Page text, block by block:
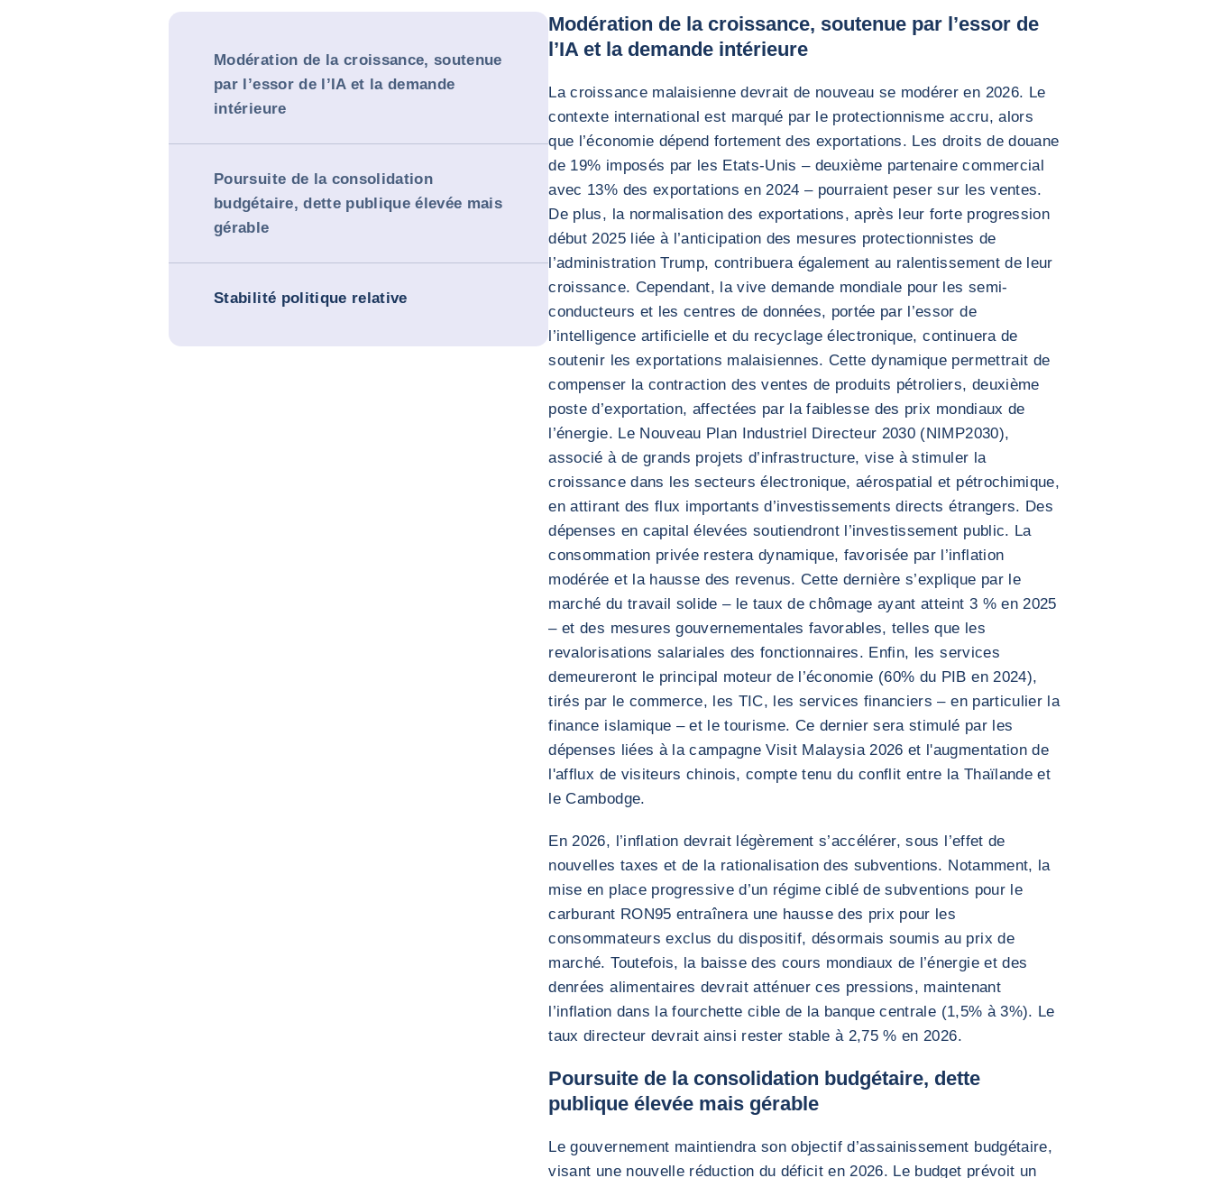
Modération de la croissance, soutenue
par l’essor de l’IA et la demande
intérieure
Poursuite de la consolidation
budgétaire, dette publique élevée mais
gérable
Stabilité politique relative
Modération de la croissance, soutenue par l’essor de
l’IA et la demande intérieure
La croissance malaisienne devrait de nouveau se modérer en 2026. Le
contexte international est marqué par le protectionnisme accru, alors
que l’économie dépend fortement des exportations. Les droits de douane
de 19% imposés par les Etats-Unis – deuxième partenaire commercial
avec 13% des exportations en 2024 – pourraient peser sur les ventes.
De plus, la normalisation des exportations, après leur forte progression
début 2025 liée à l’anticipation des mesures protectionnistes de
l’administration Trump, contribuera également au ralentissement de leur
croissance. Cependant, la vive demande mondiale pour les semi-
conducteurs et les centres de données, portée par l’essor de
l’intelligence artificielle et du recyclage électronique, continuera de
soutenir les exportations malaisiennes. Cette dynamique permettrait de
compenser la contraction des ventes de produits pétroliers, deuxième
poste d’exportation, affectées par la faiblesse des prix mondiaux de
l’énergie. Le Nouveau Plan Industriel Directeur 2030 (NIMP2030),
associé à de grands projets d’infrastructure, vise à stimuler la
croissance dans les secteurs électronique, aérospatial et pétrochimique,
en attirant des flux importants d’investissements directs étrangers. Des
dépenses en capital élevées soutiendront l’investissement public. La
consommation privée restera dynamique, favorisée par l’inflation
modérée et la hausse des revenus. Cette dernière s’explique par le
marché du travail solide – le taux de chômage ayant atteint 3 % en 2025
– et des mesures gouvernementales favorables, telles que les
revalorisations salariales des fonctionnaires. Enfin, les services
demeureront le principal moteur de l’économie (60% du PIB en 2024),
tirés par le commerce, les TIC, les services financiers – en particulier la
finance islamique – et le tourisme. Ce dernier sera stimulé par les
dépenses liées à la campagne Visit Malaysia 2026 et l'augmentation de
l'afflux de visiteurs chinois, compte tenu du conflit entre la Thaïlande et
le Cambodge.
En 2026, l’inflation devrait légèrement s’accélérer, sous l’effet de
nouvelles taxes et de la rationalisation des subventions. Notamment, la
mise en place progressive d’un régime ciblé de subventions pour le
carburant RON95 entraînera une hausse des prix pour les
consommateurs exclus du dispositif, désormais soumis au prix de
marché. Toutefois, la baisse des cours mondiaux de l’énergie et des
denrées alimentaires devrait atténuer ces pressions, maintenant
l’inflation dans la fourchette cible de la banque centrale (1,5% à 3%). Le
taux directeur devrait ainsi rester stable à 2,75 % en 2026.
Poursuite de la consolidation budgétaire, dette
publique élevée mais gérable
Le gouvernement maintiendra son objectif d’assainissement budgétaire,
visant une nouvelle réduction du déficit en 2026. Le budget prévoit un